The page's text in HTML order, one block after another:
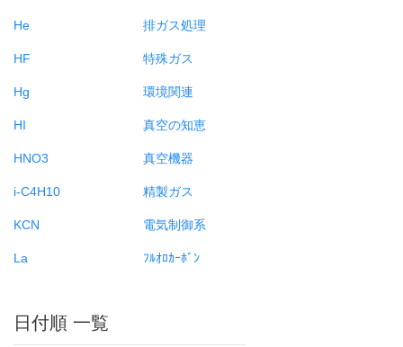
He
HF
Hg
HI
HNO3
i-C4H10
KCN
La
排ガス処理
特殊ガス
環境関連
真空の知恵
真空機器
精製ガス
電気制御系
ﾌﾙｵﾛｶｰﾎﾞﾝ
日付順 一覧